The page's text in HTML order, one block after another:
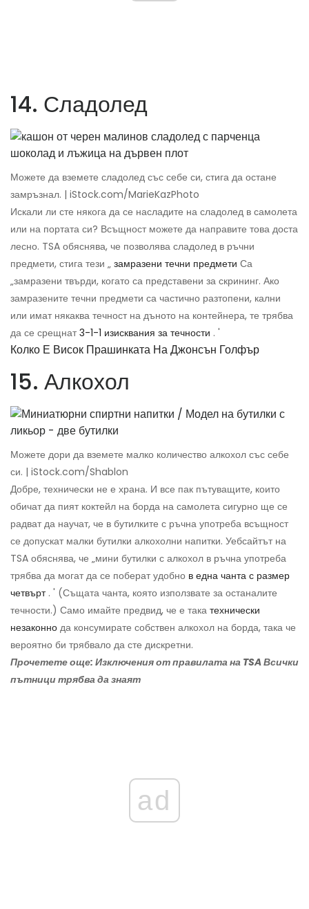
14. Сладолед
Можете да вземете сладолед със себе си, стига да остане
замръзнал. | iStock.com/MarieKazPhoto
Искали ли сте някога да се насладите на сладолед в самолета
или на портата си? Всъщност можете да направите това доста
лесно. TSA обяснява, че позволява сладолед в ръчни
предмети, стига тези „ замразени течни предмети Са
„замразени твърди, когато са представени за скрининг. Ако
замразените течни предмети са частично разтопени, кални
или имат някаква течност на дъното на контейнера, те трябва
да се срещнат3-1-1 изисквания за течности . '
Колко Е Висок Прашинката На Джонсън Голфър
15. Алкохол
Можете дори да вземете малко количество алкохол със себе
си. | iStock.com/Shablon
Добре, технически не е храна. И все пак пътуващите, които
обичат да пият коктейл на борда на самолета сигурно ще се
радват да научат, че в бутилките с ръчна употреба всъщност
се допускат малки бутилки алкохолни напитки. Уебсайтът на
TSA обяснява, че „мини бутилки с алкохол в ръчна употреба
трябва да могат да се поберат удобно в една чанта с размер
четвърт. ' (Същата чанта, която използвате за останалите
течности.) Само имайте предвид, че е така технически
незаконно да консумирате собствен алкохол на борда, така че
вероятно би трябвало да сте дискретни.
Прочетете още: Изключения от правилата на TSA Всички
пътници трябва да знаят
ad